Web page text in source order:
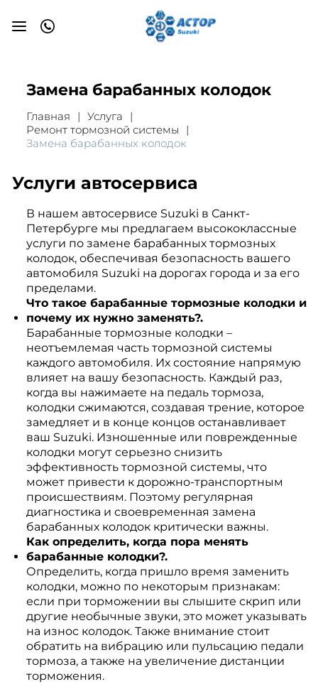
Замена барабанных колодок
Главная
Услуга
Ремонт тормозной системы
Замена барабанных колодок
Услуги автосервиса
В нашем автосервисе Suzuki в Санкт-
Петербурге мы предлагаем высококлассные
услуги по замене барабанных тормозных
колодок, обеспечивая безопасность вашего
автомобиля Suzuki на дорогах города и за его
пределами.
Что такое барабанные тормозные колодки и
почему их нужно заменять?.
Барабанные тормозные колодки –
неотъемлемая часть тормозной системы
каждого автомобиля. Их состояние напрямую
влияет на вашу безопасность. Каждый раз,
когда вы нажимаете на педаль тормоза,
колодки сжимаются, создавая трение, которое
замедляет и в конце концов останавливает
ваш Suzuki. Изношенные или поврежденные
колодки могут серьезно снизить
эффективность тормозной системы, что
может привести к дорожно-транспортным
происшествиям. Поэтому регулярная
диагностика и своевременная замена
барабанных колодок критически важны.
Как определить, когда пора менять
барабанные колодки?.
Определить, когда пришло время заменить
колодки, можно по некоторым признакам:
если при торможении вы слышите скрип или
другие необычные звуки, это может указывать
на износ колодок. Также внимание стоит
обратить на вибрацию или пульсацию педали
тормоза, а также на увеличение дистанции
торможения.